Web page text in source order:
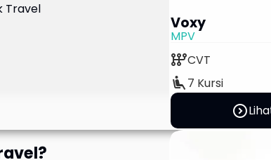
Travel
Voxy
MPV
auto_transmissionCVT
airline_seat_recline_extra7 Kursi
expand_circle_right